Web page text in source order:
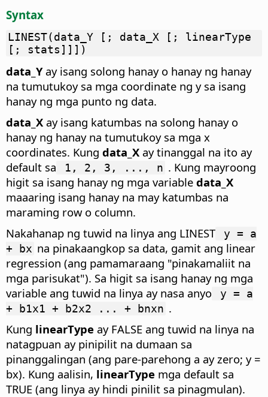
Syntax
LINEST(data_Y [; data_X [; linearType
[; stats]]])
data_Yay isang solong hanay o hanay ng hanay
na tumutukoy sa mga coordinate ng y sa isang
hanay ng mga punto ng data.
data_X ay isang katumbas na solong hanay o
hanay ng hanay na tumutukoy sa mga x
coordinates. Kung data_X ay tinanggal na ito ay
default sa
1, 2, 3, ..., n . Kung mayroong
higit sa isang hanay ng mga variable data_X
maaaring isang hanay na may katumbas na
maraming row o column.
Nakahanap ng tuwid na linya ang LINEST
y = a
+ bx na pinakaangkop sa data, gamit ang linear
regression (ang pamamaraang "pinakamaliit na
mga parisukat"). Sa higit sa isang hanay ng mga
variable ang tuwid na linya ay nasa anyo
y = a
+ b1x1 + b2x2 ... + bnxn .
Kung linearType ay FALSE ang tuwid na linya na
natagpuan ay pinipilit na dumaan sa
pinanggalingan (ang pare-parehong a ay zero; y =
bx). Kung aalisin, linearType mga default sa
TRUE (ang linya ay hindi pinilit sa pinagmulan).